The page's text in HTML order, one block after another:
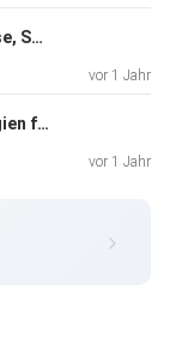
Schematherapie: Grundbedürfnisse, Schemata & Bewältigungsmodi verstehen
vor 1 Jahr
Selbstwertgefühl stärken: Strategien für mehr Freiheit im Leben
vor 1 Jahr